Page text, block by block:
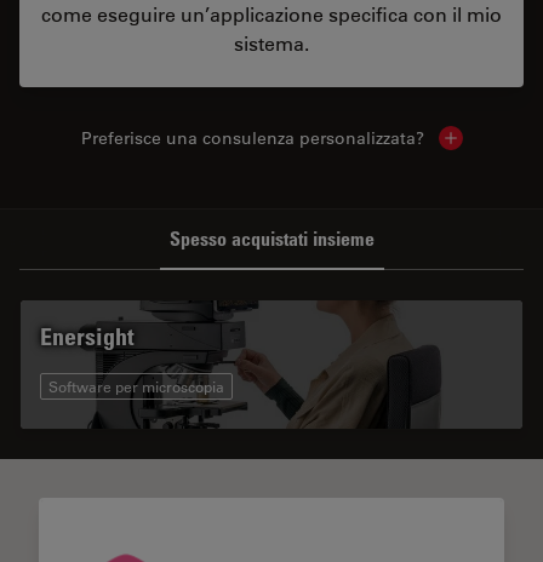
come eseguire un’applicazione specifica con il mio
sistema.
Preferisce una consulenza personalizzata? Show local
Spesso acquistati insieme
Enersight
Software per microscopia